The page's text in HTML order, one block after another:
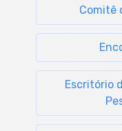
Comitê
Escritório